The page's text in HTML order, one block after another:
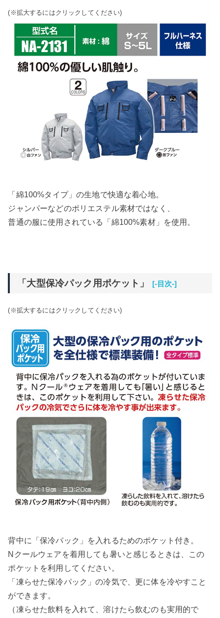
(※拡大するにはクリックしてください)
「綿100%タイプ」の生地で快適な着心地。
ジャンパーなどのポリエステル素材ではなく、
普通の服に使用されている「綿100%素材」を使用。
「大型保冷パック用ポケット」 [-目次-]
(※拡大するにはクリックしてください)
背中に「保冷パック」を入れるためのポケット付き。
Nクールウェアを着用しても暑いと感じるときは、この
ポケットを利用してください。
「凍らせた保冷パック」の冷気で、更に体を冷やすこと
ができます。
（凍らせた飲料を入れて、溶けたら飲むのも実用的で